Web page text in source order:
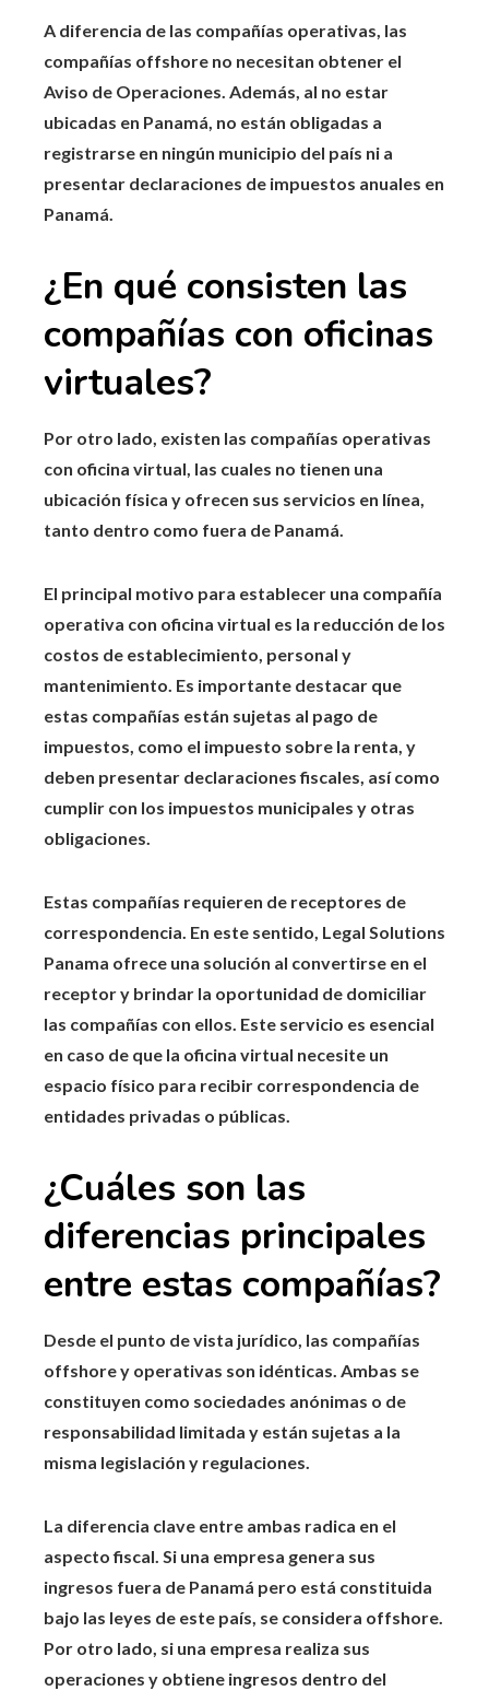
A diferencia de las compañías operativas, las
compañías offshore no necesitan obtener el
Aviso de Operaciones. Además, al no estar
ubicadas en Panamá, no están obligadas a
registrarse en ningún municipio del país ni a
presentar declaraciones de impuestos anuales en
Panamá.
¿En qué consisten las
compañías con oficinas
virtuales?
Por otro lado, existen las compañías operativas
con oficina virtual, las cuales no tienen una
ubicación física y ofrecen sus servicios en línea,
tanto dentro como fuera de Panamá.
El principal motivo para establecer una compañía
operativa con oficina virtual es la reducción de los
costos de establecimiento, personal y
mantenimiento. Es importante destacar que
estas compañías están sujetas al pago de
impuestos, como el impuesto sobre la renta, y
deben presentar declaraciones fiscales, así como
cumplir con los impuestos municipales y otras
obligaciones.
Estas compañías requieren de receptores de
correspondencia. En este sentido, Legal Solutions
Panama ofrece una solución al convertirse en el
receptor y brindar la oportunidad de domiciliar
las compañías con ellos. Este servicio es esencial
en caso de que la oficina virtual necesite un
espacio físico para recibir correspondencia de
entidades privadas o públicas.
¿Cuáles son las
diferencias principales
entre estas compañías?
Desde el punto de vista jurídico, las compañías
offshore y operativas son idénticas. Ambas se
constituyen como sociedades anónimas o de
responsabilidad limitada y están sujetas a la
misma legislación y regulaciones.
La diferencia clave entre ambas radica en el
aspecto fiscal. Si una empresa genera sus
ingresos fuera de Panamá pero está constituida
bajo las leyes de este país, se considera offshore.
Por otro lado, si una empresa realiza sus
operaciones y obtiene ingresos dentro del